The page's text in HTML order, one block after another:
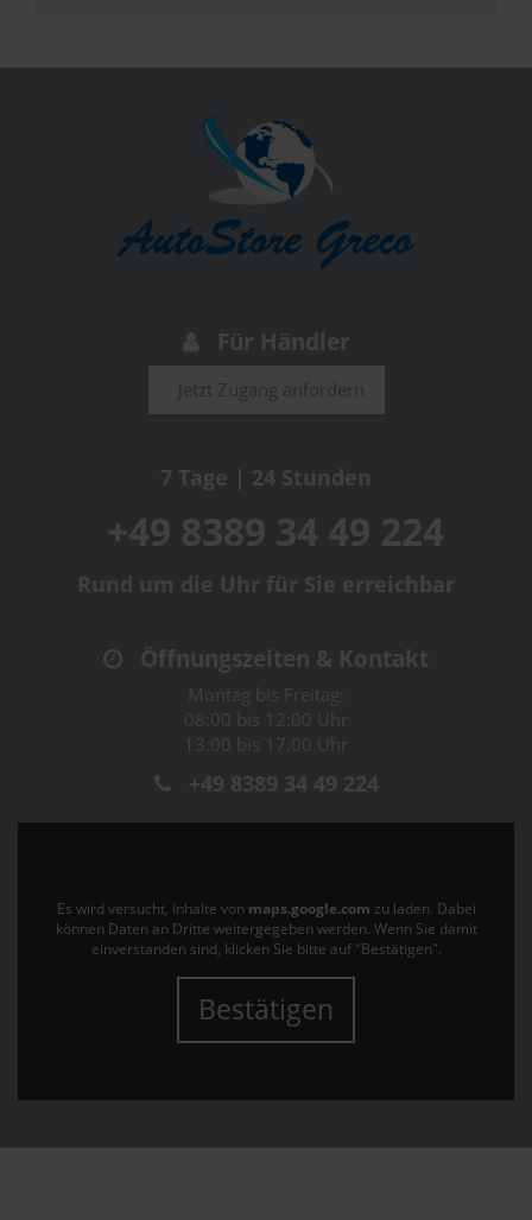
Für Händler
Jetzt Zugang anfordern
7 Tage | 24 Stunden
+49 8389 34 49 224
Rund um die Uhr für Sie erreichbar
Öffnungszeiten & Kontakt
Montag bis Freitag:
08:00 bis 12:00 Uhr
13:00 bis 17:00 Uhr
+49 8389 34 49 224
Es wird versucht, Inhalte von maps.google.com zu laden. Dabei
können Daten an Dritte weitergegeben werden. Wenn Sie damit
einverstanden sind, klicken Sie bitte auf "Bestätigen".
Bestätigen